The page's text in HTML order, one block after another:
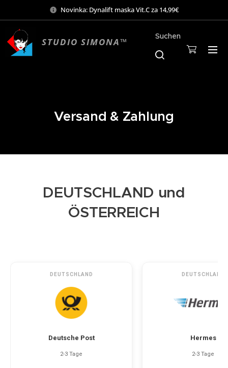
Novinka: Dynalift maska Vit.C za 14,99€
STUDIO SIMONA™ Suchen
Versand & Zahlung
DEUTSCHLAND und
ÖSTERREICH
DEUTSCHLAND
Deutsche Post
2-3 Tage
DEUTSCHLAND
Hermes
2-3 Tage